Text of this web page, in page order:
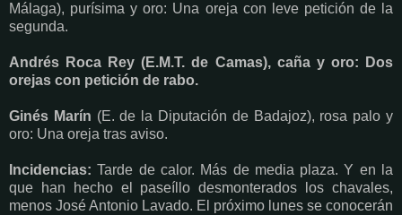
Málaga), purísima y oro: Una oreja con leve petición de la
segunda.
Andrés Roca Rey (E.M.T. de Camas), caña y oro: Dos
orejas con petición de rabo.
Ginés Marín (E. de la Diputación de Badajoz), rosa palo y
oro: Una oreja tras aviso.
Incidencias: Tarde de calor. Más de media plaza. Y en la
que han hecho el paseíllo desmonterados los chavales,
menos José Antonio Lavado. El próximo lunes se conocerán